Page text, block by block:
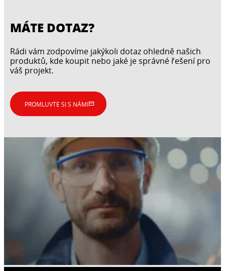
MÁTE DOTAZ?
Rádi vám zodpovíme jakýkoli dotaz ohledně našich
produktů, kde koupit nebo jaké je správné řešení pro
váš projekt.
PROMLUVTE SI S NÁMI